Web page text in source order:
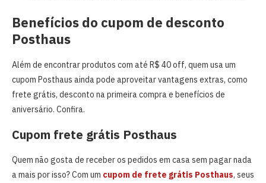
Benefícios do cupom de desconto
Posthaus
Além de encontrar produtos com até R$ 40 off, quem usa um
cupom Posthaus ainda pode aproveitar vantagens extras, como
frete grátis, desconto na primeira compra e benefícios de
aniversário. Confira.
Cupom frete grátis Posthaus
Quem não gosta de receber os pedidos em casa sem pagar nada
a mais por isso? Com um cupom de frete grátis Posthaus, seus